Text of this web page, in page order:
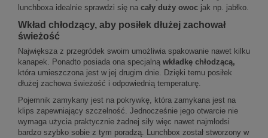
lunchboxa idealnie sprawdzi się na cały duży owoc jak np. jabłko.
Wkład chłodzący, aby posiłek dłużej zachował
świeżość
Największa z przegródek swoim umożliwia spakowanie nawet kilku
kanapek. Ponadto posiada ona specjalną wkładkę chłodzącą,
która umieszczona jest w jej drugim dnie. Dzięki temu posiłek
dłużej zachowa świeżość i odpowiednią temperaturę.
Pojemnik zamykany jest na pokrywkę, która zamykana jest na
klips zapewniający szczelność. Jednocześnie jego otwarcie nie
wymaga użycia praktycznie żadnej siły więc nawet najmłodsi
bardzo szybko sobie z tym poradzą. Lunchbox został stworzony w